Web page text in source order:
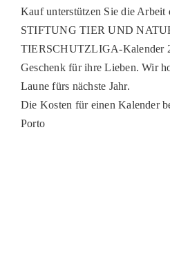
Kauf unterstützen Sie die
STIFTUNG TIER UND
TIERSCHUTZLIGA-Kalender
Geschenk für ihre Lieben. Wir
Laune fürs nächste Jahr.
Die Kosten für einen Kalender
Porto